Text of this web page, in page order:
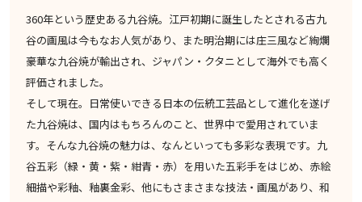
360年という歴史ある九谷焼。江戸初期に誕生したとされる古九
谷の画風は今もなお人気があり、また明治期には庄三風など絢爛
豪華な九谷焼が輸出され、ジャパン・クタニとして海外でも高く
評価されました。
そして現在。日常使いできる日本の伝統工芸品として進化を遂げ
た九谷焼は、国内はもちろんのこと、世界中で愛用されていま
す。そんな九谷焼の魅力は、なんといっても多彩な表現です。九
谷五彩（緑・黄・紫・紺青・赤）を用いた五彩手をはじめ、赤絵
細描や彩釉、釉裏金彩、他にもさまさまな技法・画風があり、和